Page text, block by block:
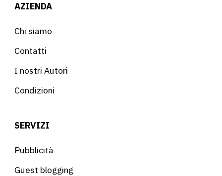
AZIENDA
Chi siamo
Contatti
I nostri Autori
Condizioni
SERVIZI
Pubblicità
Guest blogging